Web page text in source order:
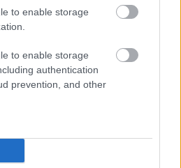
to enable storage
to enable storage
authentication
prevention, and other